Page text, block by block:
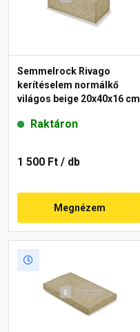
Semmelrock Rivago
kerítéselem normálkő
világos beige 20x40x16 cm
Raktáron
1 500 Ft / db
Megnézem